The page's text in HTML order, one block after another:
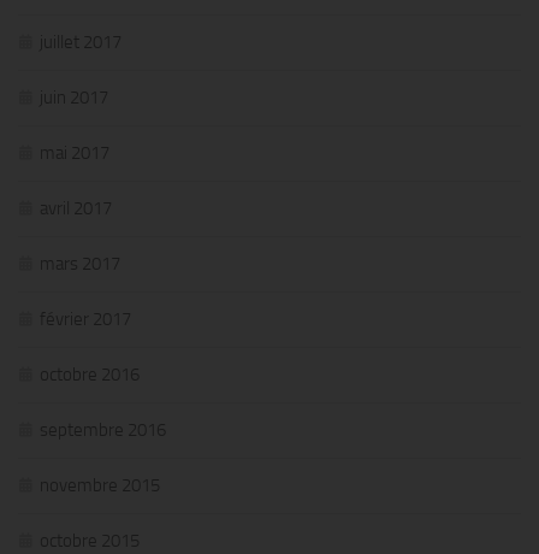
juillet 2017
juin 2017
mai 2017
avril 2017
mars 2017
février 2017
octobre 2016
septembre 2016
novembre 2015
octobre 2015